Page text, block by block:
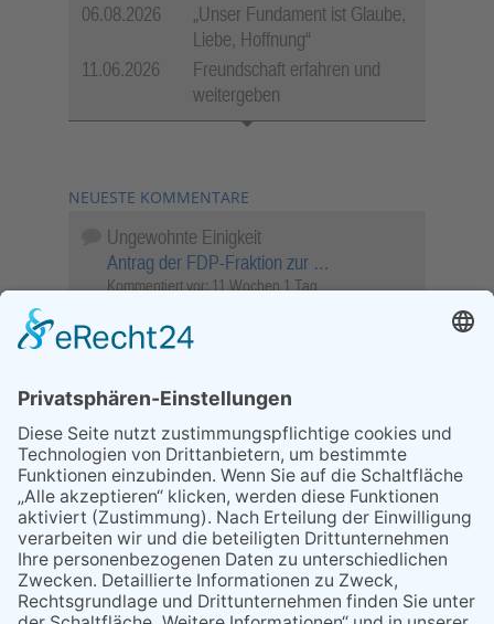
06.08.2026
„Unser Fundament ist Glaube,
Liebe, Hoffnung“
11.06.2026
Freundschaft erfahren und
weitergeben
NEUESTE KOMMENTARE
Ungewohnte Einigkeit
Antrag der FDP-Fraktion zur …
Kommentiert vor: 11 Wochen 1 Tag
Objekt …
Kommentiert vor: 26 Wochen 2 Tage
Sperrung für Wassersportler schlägt hohe
Wellen
Sperrung der Stillgewässer
Kommentiert vor:1 Jahr 50 Wochen
Literarischer Rückblick
Alte Schule
Kommentiert vor:3 Jahre 18 Wochen
Abschaltung der Straßenbeleuchtung